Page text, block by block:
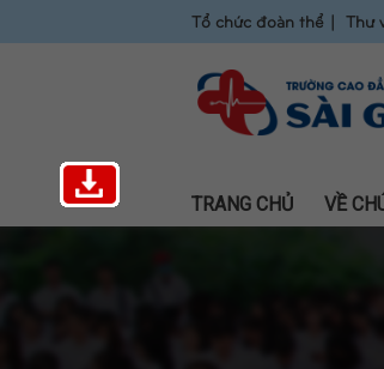
Tổ chức đoàn thể Thư
TRANG CHỦ VỀ